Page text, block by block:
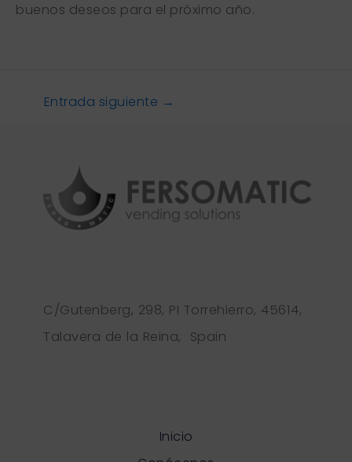
buenos deseos para el próximo año.
Entrada siguiente →
C/Gutenberg, 298, PI Torrehierro, 45614,
Talavera de la Reina, Spain
Inicio